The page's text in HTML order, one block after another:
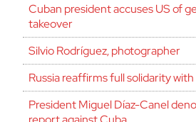
Cuban president accuses US of
takeover
Silvio Rodríguez, photographer
Russia reaffirms full solidarity
President Miguel Díaz-Canel